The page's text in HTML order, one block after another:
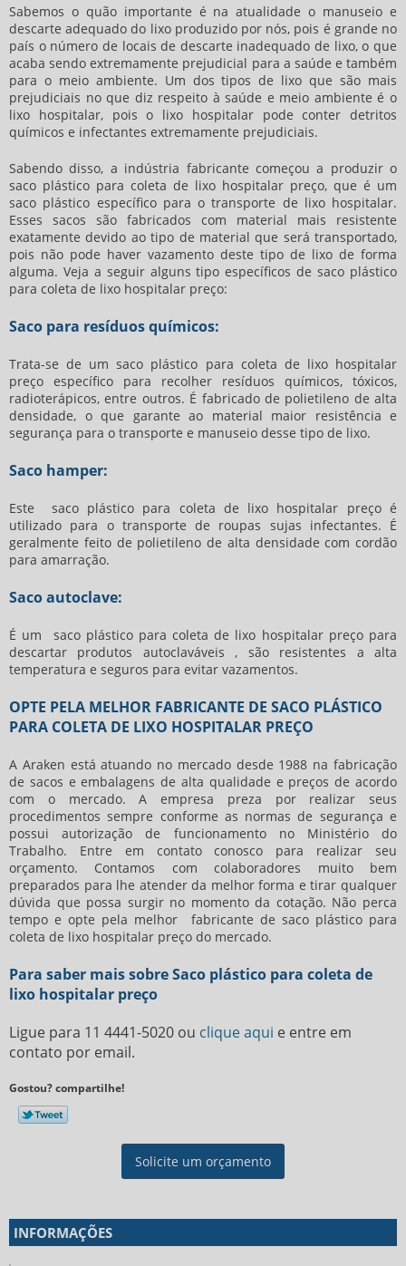
Sabemos o quão importante é na atualidade o manuseio e
descarte adequado do lixo produzido por nós, pois é grande no
país o número de locais de descarte inadequado de lixo, o que
acaba sendo extremamente prejudicial para a saúde e também
para o meio ambiente. Um dos tipos de lixo que são mais
prejudiciais no que diz respeito à saúde e meio ambiente é o
lixo hospitalar, pois o lixo hospitalar pode conter detritos
químicos e infectantes extremamente prejudiciais.
Sabendo disso, a indústria fabricante começou a produzir o
saco plástico para coleta de lixo hospitalar preço, que é um
saco plástico específico para o transporte de lixo hospitalar.
Esses sacos são fabricados com material mais resistente
exatamente devido ao tipo de material que será transportado,
pois não pode haver vazamento deste tipo de lixo de forma
alguma. Veja a seguir alguns tipo específicos desaco plástico
para coleta de lixo hospitalar preço:
Saco para resíduos químicos:
Trata-se de umsaco plástico para coleta de lixo hospitalar
preço específico para recolher resíduos químicos, tóxicos,
radioterápicos, entre outros. É fabricado de polietileno de alta
densidade, o que garante ao material maior resistência e
segurança para o transporte e manuseio desse tipo de lixo.
Saco hamper:
Este saco plástico para coleta de lixo hospitalar preçoé
utilizado para o transporte de roupas sujas infectantes. É
geralmente feito de polietileno de alta densidade com cordão
para amarração.
Saco autoclave:
É um saco plástico para coleta de lixo hospitalar preçopara
descartar produtos autoclaváveis , são resistentes a alta
temperatura e seguros para evitar vazamentos.
OPTE PELA MELHOR FABRICANTE DE SACO PLÁSTICO
PARA COLETA DE LIXO HOSPITALAR PREÇO
A Araken está atuando no mercado desde 1988 na fabricação
de sacos e embalagens de alta qualidade e preços de acordo
com o mercado. A empresa preza por realizar seus
procedimentos sempre conforme as normas de segurança e
possui autorização de funcionamento no Ministério do
Trabalho. Entre em contato conosco para realizar seu
orçamento. Contamos com colaboradores muito bem
preparados para lhe atender da melhor forma e tirar qualquer
dúvida que possa surgir no momento da cotação. Não perca
tempo e opte pela melhor fabricante de saco plástico para
coleta de lixo hospitalar preço do mercado.
Para saber mais sobre Saco plástico para coleta de
lixo hospitalar preço
Ligue para 11 4441-5020 ou clique aqui e entre em
contato por email.
Gostou? compartilhe!
Solicite um orçamento
INFORMAÇÕES